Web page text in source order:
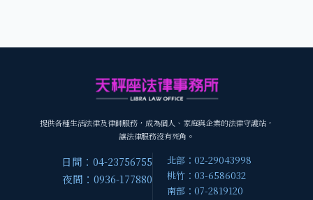
提供各種生活法律及律師服務，成為個人、家庭與企業的法律守護站，
讓法律服務沒有死角。
日間：04-23756755
夜間：0936-177880
北部：02-29043998
桃竹：03-6586032
南部：07-2819120